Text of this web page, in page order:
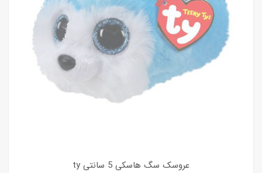
عروسک سگ هاسکی 5 سانتی ty